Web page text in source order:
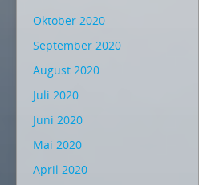
Oktober 2020
September 2020
August 2020
Juli 2020
Juni 2020
Mai 2020
April 2020